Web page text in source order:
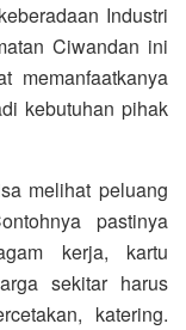
Industri
Ciwandan ini
memanfaatkanya
kebutuhan pihak
melihat peluang
pastinya
kerja, kartu
sekitar harus
katering.